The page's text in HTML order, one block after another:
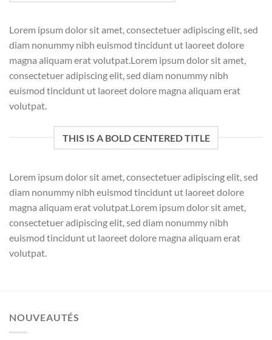
Lorem ipsum dolor sit amet, consectetuer adipiscing elit, sed
diam nonummy nibh euismod tincidunt ut laoreet dolore
magna aliquam erat volutpat.Lorem ipsum dolor sit amet,
consectetuer adipiscing elit, sed diam nonummy nibh
euismod tincidunt ut laoreet dolore magna aliquam erat
volutpat.
THIS IS A BOLD CENTERED TITLE
Lorem ipsum dolor sit amet, consectetuer adipiscing elit, sed
diam nonummy nibh euismod tincidunt ut laoreet dolore
magna aliquam erat volutpat.Lorem ipsum dolor sit amet,
consectetuer adipiscing elit, sed diam nonummy nibh
euismod tincidunt ut laoreet dolore magna aliquam erat
volutpat.
NOUVEAUTÉS